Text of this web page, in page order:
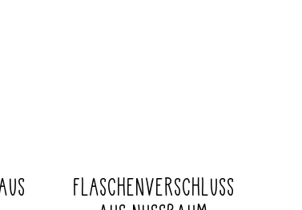
FLASCHENVERSCHLUSS